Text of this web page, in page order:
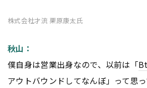
株式会社才流 栗原康太氏
秋山：
僕自身は営業出身なので、以前は「
アウトバウンドしてなんぼ」って思